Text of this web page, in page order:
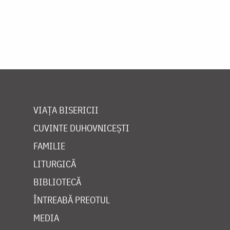
VIAȚA BISERICII
CUVINTE DUHOVNICEȘTI
FAMILIE
LITURGICĂ
BIBLIOTECĂ
ÎNTREABĂ PREOTUL
MEDIA